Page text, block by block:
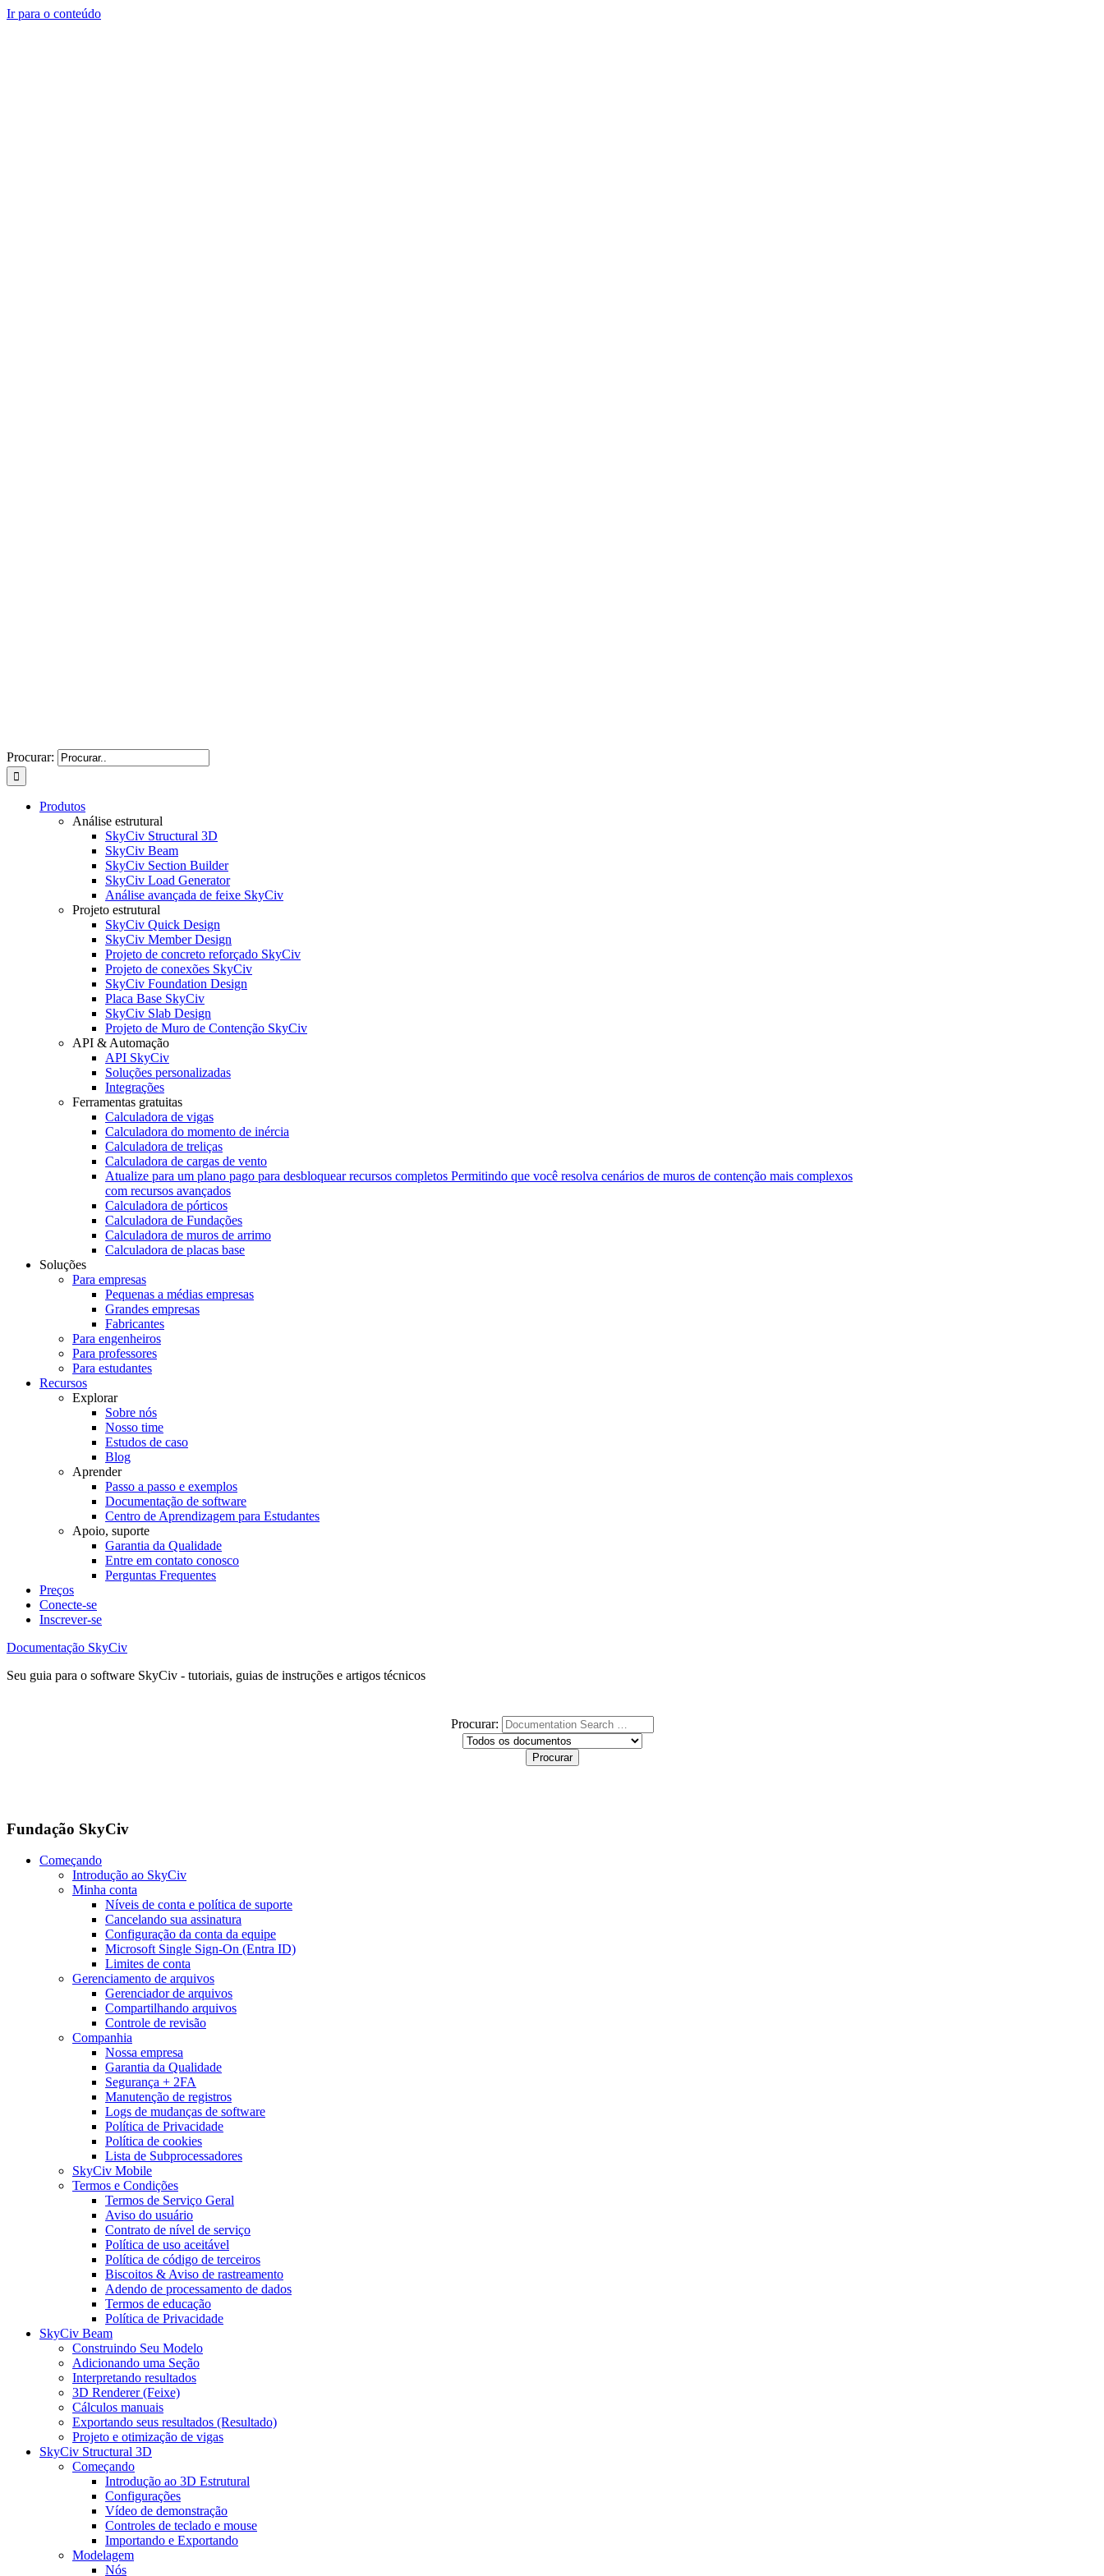
Ir para o conteúdo
Procurar:
Produtos
Análise estrutural
SkyCiv Structural 3D
SkyCiv Beam
SkyCiv Section Builder
SkyCiv Load Generator
Análise avançada de feixe SkyCiv
Projeto estrutural
SkyCiv Quick Design
SkyCiv Member Design
Projeto de concreto reforçado SkyCiv
Projeto de conexões SkyCiv
SkyCiv Foundation Design
Placa Base SkyCiv
SkyCiv Slab Design
Projeto de Muro de Contenção SkyCiv
API & Automação
API SkyCiv
Soluções personalizadas
Integrações
Ferramentas gratuitas
Calculadora de vigas
Calculadora do momento de inércia
Calculadora de treliças
Calculadora de cargas de vento
Atualize para um plano pago para desbloquear recursos completos Permitindo que você resolva cenários de muros de contenção mais complexos
com recursos avançados
Calculadora de pórticos
Calculadora de Fundações
Calculadora de muros de arrimo
Calculadora de placas base
Soluções
Para empresas
Pequenas a médias empresas
Grandes empresas
Fabricantes
Para engenheiros
Para professores
Para estudantes
Recursos
Explorar
Sobre nós
Nosso time
Estudos de caso
Blog
Aprender
Passo a passo e exemplos
Documentação de software
Centro de Aprendizagem para Estudantes
Apoio, suporte
Garantia da Qualidade
Entre em contato conosco
Perguntas Frequentes
Preços
Conecte-se
Inscrever-se
Documentação SkyCiv
Seu guia para o software SkyCiv - tutoriais, guias de instruções e artigos técnicos
Procurar:
Fundação SkyCiv
Começando
Introdução ao SkyCiv
Minha conta
Níveis de conta e política de suporte
Cancelando sua assinatura
Configuração da conta da equipe
Microsoft Single Sign-On (Entra ID)
Limites de conta
Gerenciamento de arquivos
Gerenciador de arquivos
Compartilhando arquivos
Controle de revisão
Companhia
Nossa empresa
Garantia da Qualidade
Segurança + 2FA
Manutenção de registros
Logs de mudanças de software
Política de Privacidade
Política de cookies
Lista de Subprocessadores
SkyCiv Mobile
Termos e Condições
Termos de Serviço Geral
Aviso do usuário
Contrato de nível de serviço
Política de uso aceitável
Política de código de terceiros
Biscoitos & Aviso de rastreamento
Adendo de processamento de dados
Termos de educação
Política de Privacidade
SkyCiv Beam
Construindo Seu Modelo
Adicionando uma Seção
Interpretando resultados
3D Renderer (Feixe)
Cálculos manuais
Exportando seus resultados (Resultado)
Projeto e otimização de vigas
SkyCiv Structural 3D
Começando
Introdução ao 3D Estrutural
Configurações
Vídeo de demonstração
Controles de teclado e mouse
Importando e Exportando
Modelagem
Nós